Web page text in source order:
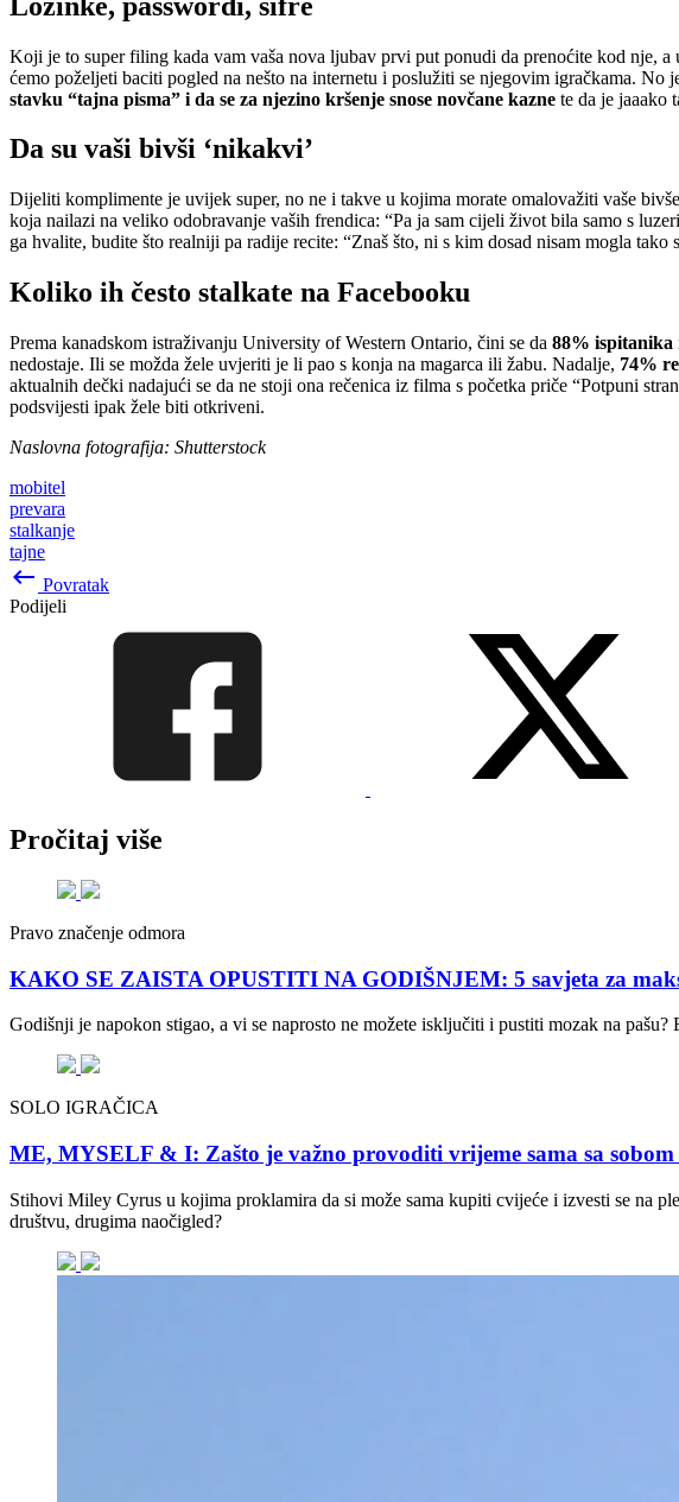
Koji je to super filing kada vam vaša nova ljubav prvi put ponudi da prenoćite kod nje,
ćemo poželjeti baciti pogled na nešto na internetu i poslužiti se njegovim igračkama. No
stavku “tajna pisma” i da se za njezino kršenje snose novčane kazne te da je jaaako
Da su vaši bivši ‘nikakvi’
Dijeliti komplimente je uvijek super, no ne i takve u kojima morate omalovažiti vaše
koja nailazi na veliko odobravanje vaših frendica: “Pa ja sam cijeli život bila samo s
ga hvalite, budite što realniji pa radije recite: “Znaš što, ni s kim dosad nisam mogla
Koliko ih često stalkate na Facebooku
Prema kanadskom istraživanju University of Western Ontario, čini se da 88% ispitanika
nedostaje. Ili se možda žele uvjeriti je li pao s konja na magarca ili žabu. Nadalje, 74%
aktualnih dečki nadajući se da ne stoji ona rečenica iz filma s početka priče “Potpuni
podsvijesti ipak žele biti otkriveni.
Naslovna fotografija: Shutterstock
mobitel
prevara
stalkanje
tajne
keyboard_backspace Povratak
Podijeli
Pročitaj više
Pravo značenje odmora
KAKO SE ZAISTA OPUSTITI NA GODIŠNJEM: 5 savjeta za
Godišnji je napokon stigao, a vi se naprosto ne možete isključiti i pustiti mozak na pašu?
SOLO IGRAČICA
ME, MYSELF & I: Zašto je važno provoditi vrijeme sama sa
Stihovi Miley Cyrus u kojima proklamira da si može sama kupiti cvijeće i izvesti se na
društvu, drugima naočigled?